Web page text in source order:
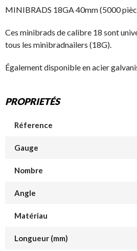
MINIBRADS 18GA 40mm (5000
Ces minibrads de calibre 18 sont
tous les minibradnailers (18G).
Également disponible en acier
PROPRIETÉS
Réference
Gauge
Nombre
Angle
Matériau
Longueur (mm)